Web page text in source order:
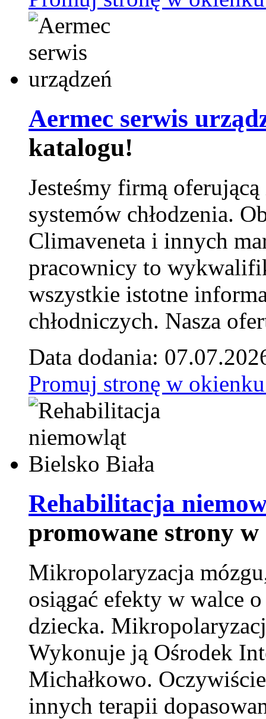
Aermec serwis
katalogu!
Jesteśmy firmą
systemów chłodzenia.
Climaveneta i innych
pracownicy to
wszystkie istotne
chłodniczych. Nasza
Data dodania:
Promuj stronę w
Rehabilitacja
promowane strony
Mikropolaryzacja
osiągać efekty w walce
dziecka.
Wykonuje ją Ośrodek
Michałkowo.
innych terapii